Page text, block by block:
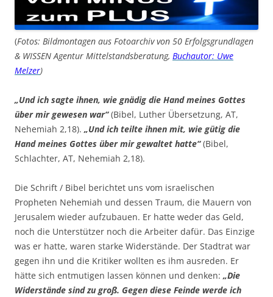
(Fotos: Bildmontagen aus Fotoarchiv von 50 Erfolgsgrundlagen
& WISSEN Agentur Mittelstandsberatung, Buchautor: Uwe
Melzer)
„Und ich sagte ihnen, wie gnädig die Hand meines Gottes
über mir gewesen war“ (Bibel, Luther Übersetzung, AT,
Nehemiah 2,18). „Und ich teilte ihnen mit, wie gütig die
Hand meines Gottes über mir gewaltet hatte“(Bibel,
Schlachter, AT, Nehemiah 2,18).
Die Schrift / Bibel berichtet uns vom israelischen
Propheten Nehemiah und dessen Traum, die Mauern von
Jerusalem wieder aufzubauen. Er hatte weder das Geld,
noch die Unterstützer noch die Arbeiter dafür. Das Einzige
was er hatte, waren starke Widerstände. Der Stadtrat war
gegen ihn und die Kritiker wollten es ihm ausreden. Er
hätte sich entmutigen lassen können und denken: „Die
Widerstände sind zu groß. Gegen diese Feinde werde ich